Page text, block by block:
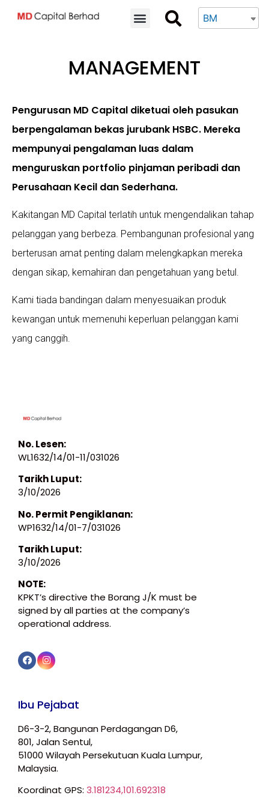
BM
MANAGEMENT
Pengurusan MD Capital diketuai oleh pasukan
berpengalaman bekas jurubank HSBC. Mereka
mempunyai pengalaman luas dalam
menguruskan portfolio pinjaman peribadi dan
Perusahaan Kecil dan Sederhana.
Kakitangan MD Capital terlatih untuk mengendalikan tahap
pelanggan yang berbeza. Pembangunan profesional yang
berterusan amat penting dalam melengkapkan mereka
dengan sikap, kemahiran dan pengetahuan yang betul.
Kami tiada bandingan dalam menyesuaikan produk
kewangan untuk memenuhi keperluan pelanggan kami
yang canggih.
No. Lesen:
WL1632/14/01-11/031026
Tarikh Luput:
3/10/2026
No. Permit Pengiklanan:
WP1632/14/01-7/031026
Tarikh Luput:
3/10/2026
NOTE:
KPKT’s directive the Borang J/K must be
signed by all parties at the company’s
operational address.
Ibu Pejabat
D6-3-2, Bangunan Perdagangan D6,
801, Jalan Sentul,
51000 Wilayah Persekutuan Kuala Lumpur,
Malaysia.
Koordinat GPS: 3.181234,101.692318